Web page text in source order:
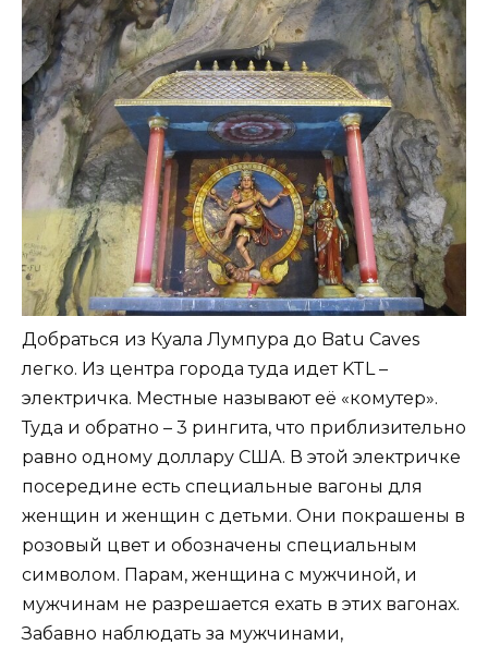
Добраться из Куала Лумпура до Batu Caves
легко. Из центра города туда идет KTL –
электричка. Местные называют её «комутер».
Туда и обратно – 3 рингита, что приблизительно
равно одному доллару США. В этой электричке
посередине есть специальные вагоны для
женщин и женщин с детьми. Они покрашены в
розовый цвет и обозначены специальным
символом. Парам, женщина с мужчиной, и
мужчинам не разрешается ехать в этих вагонах.
Забавно наблюдать за мужчинами,